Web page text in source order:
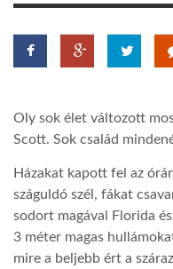
GLOBOZSARU
LATIMO.HU
GLOBOBOOK
Oly sok élet változott
Scott. Sok család
Házakat kapott fel az
száguldó szél, fákat
sodort magával Florida
3 méter magas
mire a beljebb ért a